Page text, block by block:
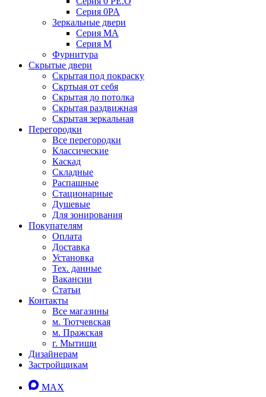
Серия 0PA
Зеркальные двери
Серия MA
Серия M
Фурнитура
Скрытые двери
Скрытая под покраску
Скртыая от себя
Скрытая до потолка
Скрытая раздвижная
Скрытая зеркальная
Перегородки
Все перегородки
Классические
Каскад
Складные
Распашные
Стационарные
Душевые
Для зонирования
Покупателям
Оплата
Доставка
Установка
Тех. данные
Вакансии
Статьи
Контакты
Все магазины
м. Тютчевская
м. Пражская
г. Мытищи
Дизайнерам
Застройщикам
MAX